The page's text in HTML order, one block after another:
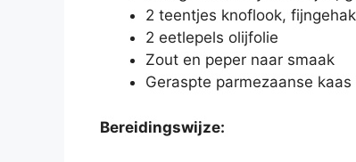
2 teentjes knoflook,
2 eetlepels olijfolie
Zout en peper naar smaak
Geraspte parmezaanse
Bereidingswijze: